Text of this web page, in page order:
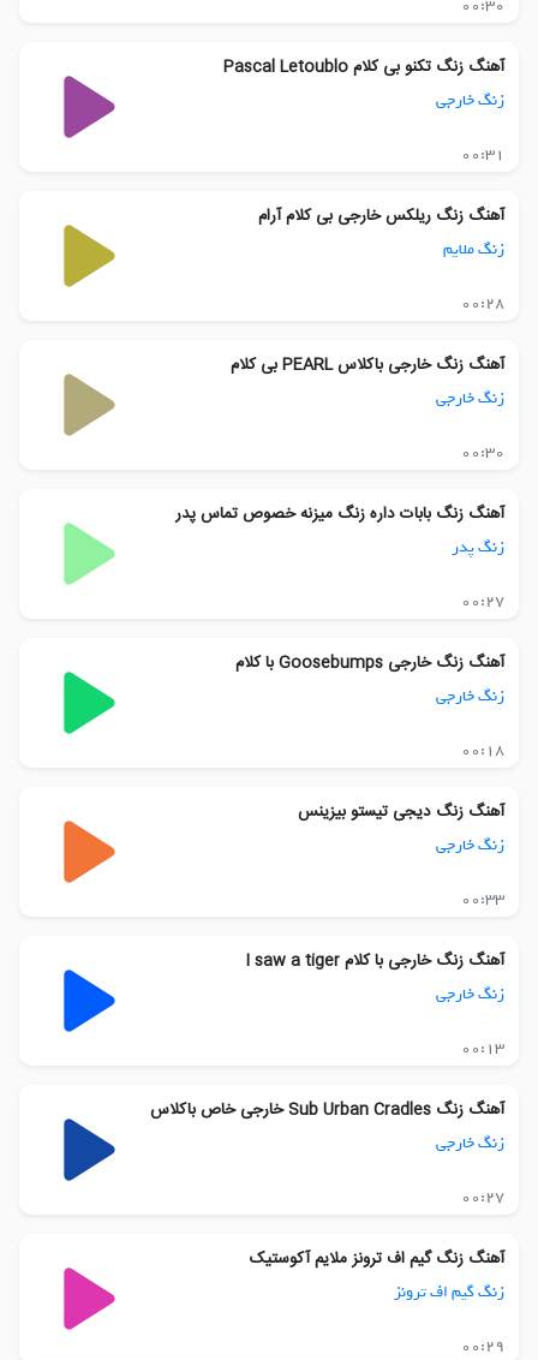
00:30
آهنگ زنگ تکنو بی کلام Pascal Letoublo
زنگ خارجی
00:31
آهنگ زنگ ریلکس خارجی بی کلام آرام
زنگ ملایم
00:28
آهنگ زنگ خارجی باکلاس PEARL بی کلام
زنگ خارجی
00:30
آهنگ زنگ بابات داره زنگ میزنه خصوص تماس پدر
زنگ پدر
00:27
آهنگ زنگ خارجی Goosebumps با کلام
زنگ خارجی
00:18
آهنگ زنگ دیجی تیستو بیزینس
زنگ خارجی
00:33
آهنگ زنگ خارجی با کلام I saw a tiger
زنگ خارجی
00:13
آهنگ زنگ Sub Urban Cradles خارجی خاص باکلاس
زنگ خارجی
00:27
آهنگ زنگ گیم اف ترونز ملایم آکوستیک
زنگ گیم اف ترونز
00:29